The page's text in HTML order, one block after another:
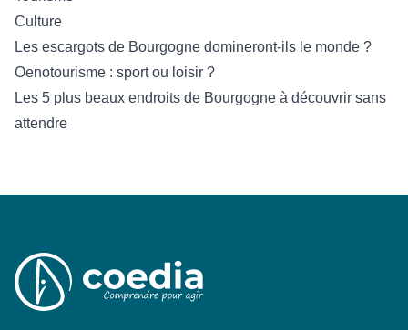
Culture
Les escargots de Bourgogne domineront-ils le monde ?
Oenotourisme : sport ou loisir ?
Les 5 plus beaux endroits de Bourgogne à découvrir sans
attendre